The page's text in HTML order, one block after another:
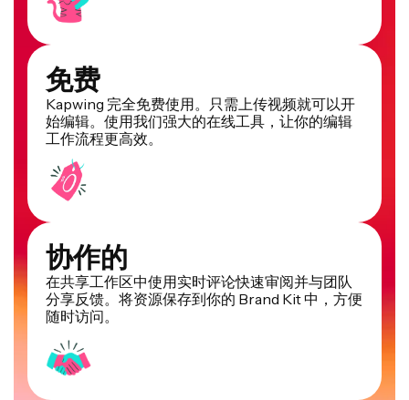
免费
Kapwing 完全免费使用。只需上传视频就可以开
始编辑。使用我们强大的在线工具，让你的编辑
工作流程更高效。
协作的
在共享工作区中使用实时评论快速审阅并与团队
分享反馈。将资源保存到你的 Brand Kit 中，方便
随时访问。